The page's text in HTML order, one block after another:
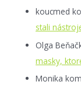
koucmed
stali
Olga
masky,
Monika